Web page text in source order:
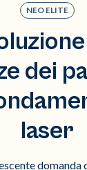
NEO ELITE
dei
laser
domanda